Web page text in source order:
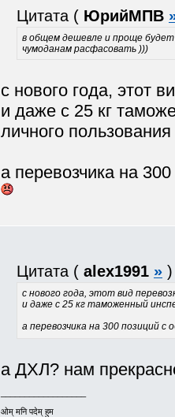
Цитата ( ЮрийМПВ
в общем дешевле и проще
чумоданам расфасовать )))
с нового года, этот
и даже с 25 кг
личного пользования
а перевозчика на
Цитата ( alex1991 » )
с нового года, этот вид
и даже с 25 кг таможенный
а перевозчика на 300 позиций
а ДХЛ? нам
ओम् मनि पदेम् हुम